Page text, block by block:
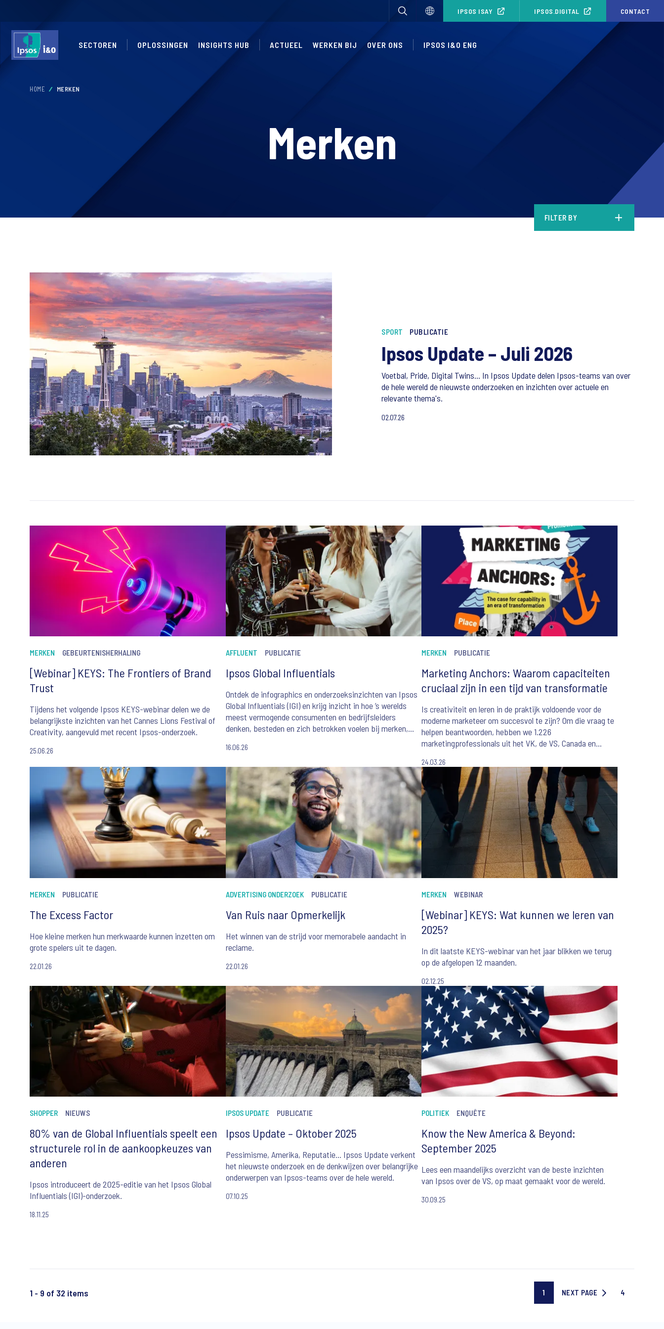
IPSOS ISAY IPSOS.DIGITAL CONTACT
SECTOREN OPLOSSINGEN INSIGHTS HUB ACTUEEL WERKEN BIJ OVER ONS IPSOS I&O ENG
HOME MERKEN
Merken
FILTER BY
SPORT PUBLICATIE
Ipsos Update – Juli 2026
Voetbal, Pride, Digital Twins… In Ipsos Update delen Ipsos-teams van over
de hele wereld de nieuwste onderzoeken en inzichten over actuele en
relevante thema's.
02.07.26
MERKEN GEBEURTENISHERHALING
[Webinar] KEYS: The Frontiers of Brand
Trust
Tijdens het volgende Ipsos KEYS-webinar delen we de
belangrijkste inzichten van het Cannes Lions Festival of
Creativity, aangevuld met recent Ipsos-onderzoek.
25.06.26
AFFLUENT PUBLICATIE
Ipsos Global Influentials
Ontdek de infographics en onderzoeksinzichten van Ipsos
Global Influentials (IGI) en krijg inzicht in hoe ’s werelds
meest vermogende consumenten en bedrijfsleiders
denken, besteden en zich betrokken voelen bij merken,
16.06.26
MERKEN PUBLICATIE
Marketing Anchors: Waarom capaciteiten
cruciaal zijn in een tijd van transformatie
Is creativiteit en leren in de praktijk voldoende voor de
moderne marketeer om succesvol te zijn? Om die vraag te
helpen beantwoorden, hebben we 1.226
marketingprofessionals uit het VK, de VS, Canada en
24.03.26
MERKEN PUBLICATIE
The Excess Factor
Hoe kleine merken hun merkwaarde kunnen inzetten om
grote spelers uit te dagen.
22.01.26
ADVERTISING ONDERZOEK PUBLICATIE
Van Ruis naar Opmerkelijk
Het winnen van de strijd voor memorabele aandacht in
reclame.
22.01.26
MERKEN WEBINAR
[Webinar] KEYS: Wat kunnen we leren van
2025?
In dit laatste KEYS-webinar van het jaar blikken we terug
op de afgelopen 12 maanden.
02.12.25
SHOPPER NIEUWS
80% van de Global Influentials speelt een
structurele rol in de aankoopkeuzes van
anderen
Ipsos introduceert de 2025-editie van het Ipsos Global
Influentials (IGI)-onderzoek.
18.11.25
IPSOS UPDATE PUBLICATIE
Ipsos Update – Oktober 2025
Pessimisme, Amerika, Reputatie... Ipsos Update verkent
het nieuwste onderzoek en de denkwijzen over belangrijke
onderwerpen van Ipsos-teams over de hele wereld.
07.10.25
POLITIEK ENQUÊTE
Know the New America & Beyond:
September 2025
Lees een maandelijks overzicht van de beste inzichten
van Ipsos over de VS, op maat gemaakt voor de wereld.
30.09.25
1 - 9 of 32 items
Current
page
1
NEXT
NEXT PAGE
Last
4